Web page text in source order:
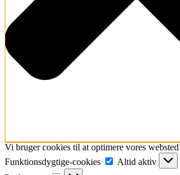
Vi bruger cookies til at optimere vores
Funktionsdygtige-cookies
Funktionsdygtige-
cookies
Altid aktiv
Preferences